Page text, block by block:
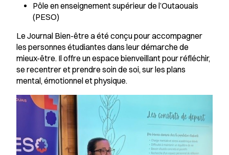
Pôle en enseignement supérieur de l’Outaouais
(PESO)
Le Journal Bien-être a été conçu pour accompagner
les personnes étudiantes dans leur démarche de
mieux-être. Il offre un espace bienveillant pour réfléchir,
se recentrer et prendre soin de soi, sur les plans
mental, émotionnel et physique.